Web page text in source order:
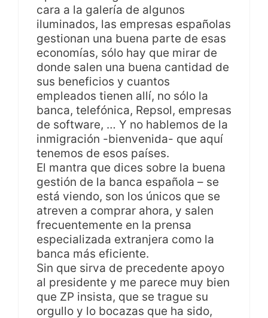
cara a la galería de algunos
iluminados, las empresas españolas
gestionan una buena parte de esas
economías, sólo hay que mirar de
donde salen una buena cantidad de
sus beneficios y cuantos
empleados tienen allí, no sólo la
banca, telefónica, Repsol, empresas
de software, … Y no hablemos de la
inmigración -bienvenida- que aquí
tenemos de esos países.
El mantra que dices sobre la buena
gestión de la banca española – se
está viendo, son los únicos que se
atreven a comprar ahora, y salen
frecuentemente en la prensa
especializada extranjera como la
banca más eficiente.
Sin que sirva de precedente apoyo
al presidente y me parece muy bien
que ZP insista, que se trague su
orgullo y lo bocazas que ha sido,